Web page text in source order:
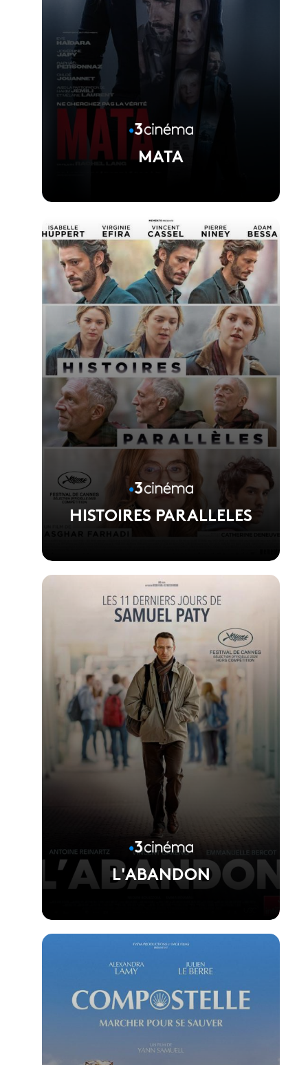
MATA
Réalisé par Rachel Lang
Voir la fiche du film
HISTOIRES PARALLELES
Réalisé par Asghar Farhadi
Voir la fiche du film
L'ABANDON